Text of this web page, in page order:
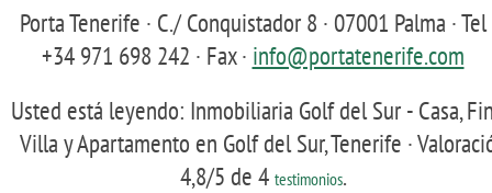
Porta Tenerife · C./ Conquistador 8 · 07001 Palma · Tel
+34 971 698 242 · Fax· info@portatenerife.com
Usted está leyendo: Inmobiliaria Golf del Sur - Casa,
Villa y Apartamento en Golf del Sur, Tenerife ·
4,8/5 de 4 testimonios.